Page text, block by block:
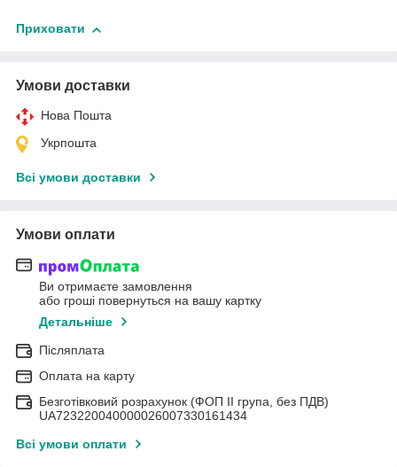
Приховати
Умови доставки
Нова Пошта
Укрпошта
Всі умови доставки
Умови оплати
Ви отримаєте замовлення
або гроші повернуться на вашу картку
Детальніше
Післяплата
Оплата на карту
Безготівковий розрахунок (ФОП II група, без ПДВ)
UA723220040000026007330161434
Всі умови оплати